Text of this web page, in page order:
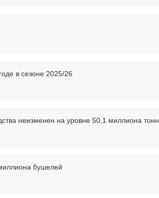
в сезоне 2025/26
неизменен на уровне 50,1 миллиона тонн
бушелей